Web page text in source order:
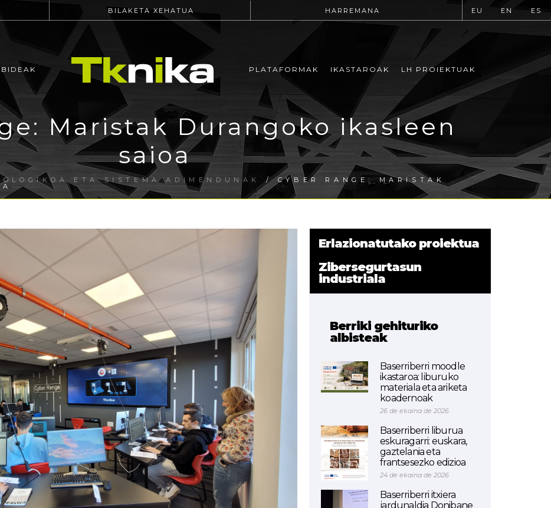
BILAKETA XEHATUA HARREMANA EU EN ES
PLATAFORMAK IKASTAROAK LH PROIEKTUAK
Maristak Durangoko ikasleen
saioa
ETA SISTEMA ADIMENDUNAK / CYBER RANGE: MARISTAK
Erlazionatutako proiektua
Zibersegurtasun
industriala
Berriki gehituriko
albisteak
Baserriberri moodle
ikastaroa: liburuko
materiala eta ariketa
koadernoak
26 de ekaina de 2026
Baserriberri liburua
eskuragarri: euskara,
gaztelania eta
frantsesezko edizioa
24 de ekaina de 2026
Baserriberri itxiera
jardunaldia Donibane